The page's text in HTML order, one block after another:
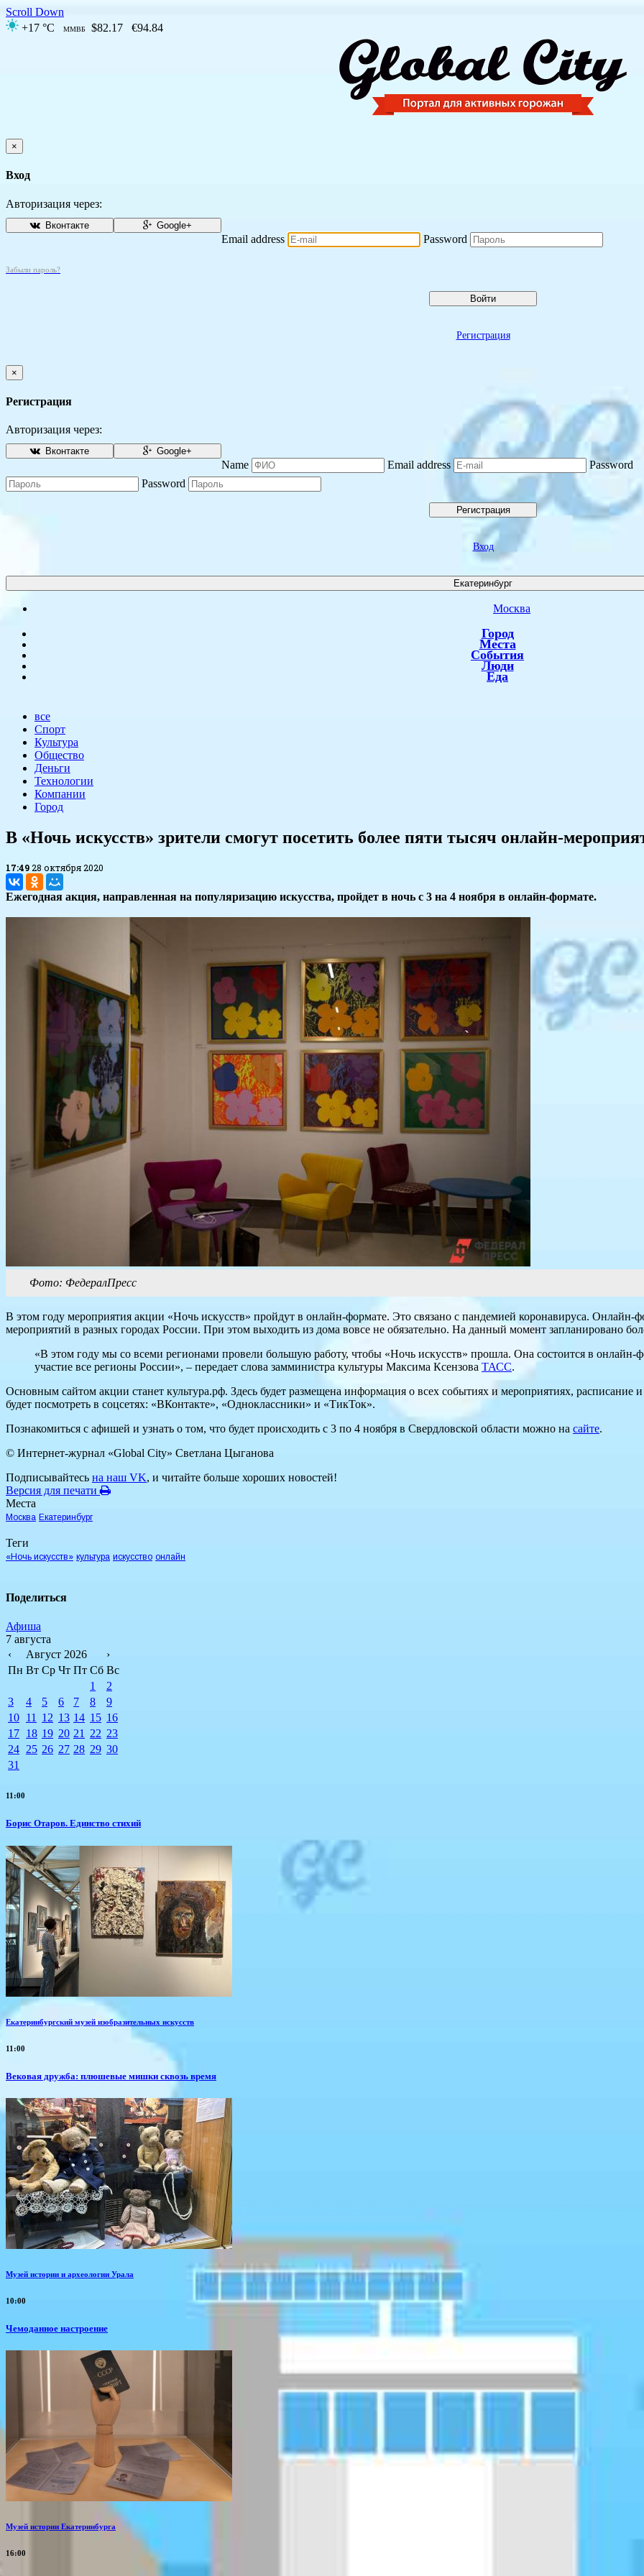
Scroll Down
+17 °C
ММВБ $82.17 €94.84
×
Вход
Авторизация через:
Вконтакте Google+
Email address Password
Забыли пароль?
Войти
Регистрация
×
Регистрация
Авторизация через:
Вконтакте Google+
Name Email address
Password
Password
Регистрация
Вход
Екатеринбург
Москва
Город
Места
События
Люди
Еда
все
Спорт
Культура
Общество
Деньги
Технологии
Компании
Город
​В «Ночь искусств» зрители смогут посетить более пяти тысяч онлайн-
17:4928 октября 2020
Ежегодная акция, направленная на популяризацию искусства, пройдет в ночь с 3 на 4 ноября в онлайн-формате.
Фото: ФедералПресс
В этом году мероприятия акции «Ночь искусств» пройдут в онлайн-формате. Это связано с пандемией коронавируса. Онлайн-
мероприятий в разных городах России. При этом выходить из дома вовсе не обязательно. На данный момент запланировано
«В этом году мы со всеми регионами провели большую работу, чтобы «Ночь искусств» прошла. Она состоится в
участие все регионы России», – передает слова замминистра культуры Максима Ксензова ТАСС.
Основным сайтом акции станет культура.рф. Здесь будет размещена информация о всех событиях и мероприятиях,
будет посмотреть в соцсетях: «ВКонтакте», «Одноклассники» и «ТикТок».
Познакомиться с афишей и узнать о том, что будет происходить с 3 по 4 ноября в Свердловской области можно на сайте.
© Интернет-журнал «Global City» Светлана Цыганова
Подписывайтесь на наш VK, и читайте больше хороших новостей!
Версия для печати
Места
Москва Екатеринбург
Теги
«Ночь искусств» культура искусство онлайн
Поделиться
Афиша
7 августа
‹
Август 2026
›
Пн Вт Ср Чт Пт Сб Вс
1
2
3
4 5 6 7 8
9
10 11 12 13 14 15 16
17 18 19 20 21 22 23
24 25 26 27 28 29 30
31
11:00
Борис Отаров. Единство стихий
Екатеринбургский музей изобразительных искусств
11:00
Вековая дружба: плюшевые мишки сквозь время
Музей истории и археологии Урала
10:00
Чемоданное настроение
Музей истории Екатеринбурга
16:00